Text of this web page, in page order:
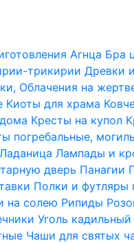
Агнца Бра
трикирииДревки
Облачения на
Киоты для храма
Кресты на купол
погребальные,
ЛаданицаЛампады и
дверь Панагии
Полки и футляры
на солею Рипиды
Уголь кадильный
Чаши для святых